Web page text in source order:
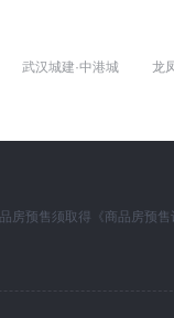
武汉城建·中港城 龙
房预售须取得《商品房预